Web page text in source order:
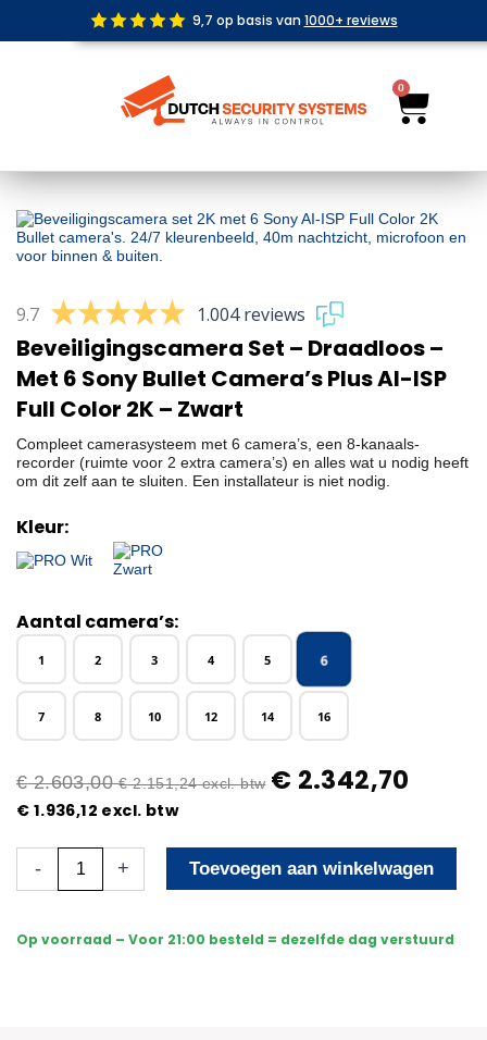
de
9,7 op basis van 1000+ reviews
0
9.7 1.004 reviews
Beveiligingscamera Set – Draadloos –
Met 6 Sony Bullet Camera’s Plus AI-ISP
Full Color 2K – Zwart
Compleet camerasysteem met 6 camera’s, een 8-kanaals-
recorder (ruimte voor 2 extra camera’s) en alles wat u nodig heeft
om dit zelf aan te sluiten. Een installateur is niet nodig.
Kleur:
Aantal camera’s:
1 2 3 4 5 6
7 8 10 12 14 16
€2.603,00 €2.151,24excl. btw € 2.342,70
€ 1.936,12 excl. btw
-
Beveiligingscamera
Set
-
+ Toevoegen aan winkelwagen
Op voorraad – Voor 21:00 besteld = dezelfde dag verstuurd